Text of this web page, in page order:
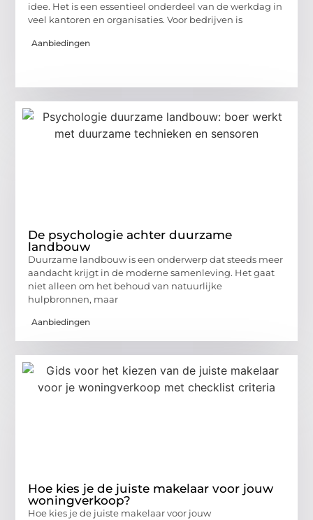
idee. Het is een essentieel onderdeel van de werkdag in
veel kantoren en organisaties. Voor bedrijven is
Aanbiedingen
De psychologie achter duurzame
landbouw
Duurzame landbouw is een onderwerp dat steeds meer
aandacht krijgt in de moderne samenleving. Het gaat
niet alleen om het behoud van natuurlijke
hulpbronnen, maar
Aanbiedingen
Hoe kies je de juiste makelaar voor jouw
woningverkoop?
Hoe kies je de juiste makelaar voor jouw